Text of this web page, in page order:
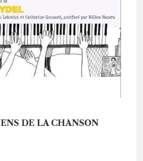
CE LIVRE
DE LA CHANSON